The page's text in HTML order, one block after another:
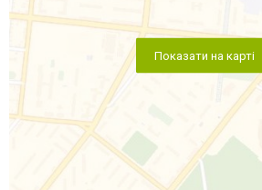
Показати на карті